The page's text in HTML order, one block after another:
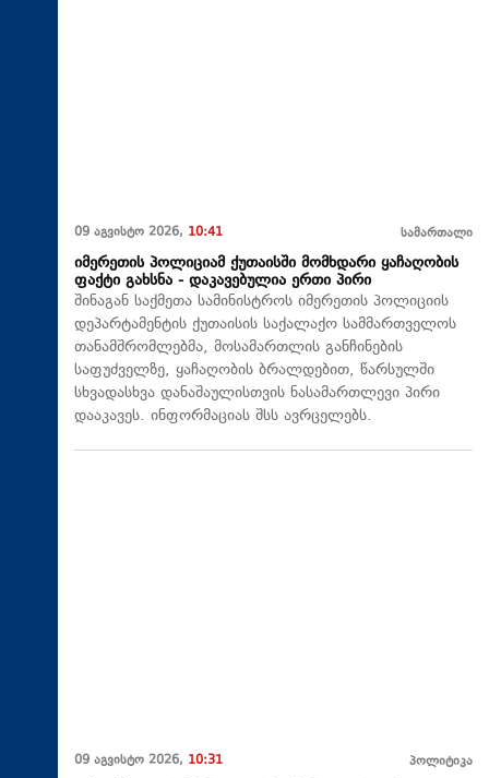
09 აგვისტო 2026, 10:41 სამართალი
იმერეთის პოლიციამ ქუთაისში მომხდარი ყაჩაღობის
ფაქტი გახსნა - დაკავებულია ერთი პირი
შინაგან საქმეთა სამინისტროს იმერეთის პოლიციის
დეპარტამენტის ქუთაისის საქალაქო სამმართველოს
თანამშრომლებმა, მოსამართლის განჩინების
საფუძველზე, ყაჩაღობის ბრალდებით, წარსულში
სხვადასხვა დანაშაულისთვის ნასამართლევი პირი
დააკავეს. ინფორმაციას შსს ავრცელებს.
09 აგვისტო 2026, 10:31 პოლიტიკა